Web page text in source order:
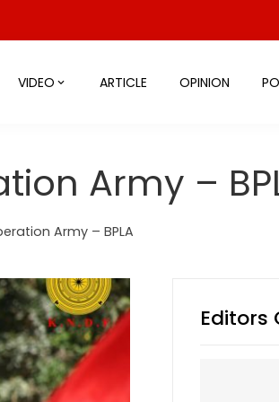
VIDEO ARTICLE OPINION
Army –
Army – BPLA
Editors